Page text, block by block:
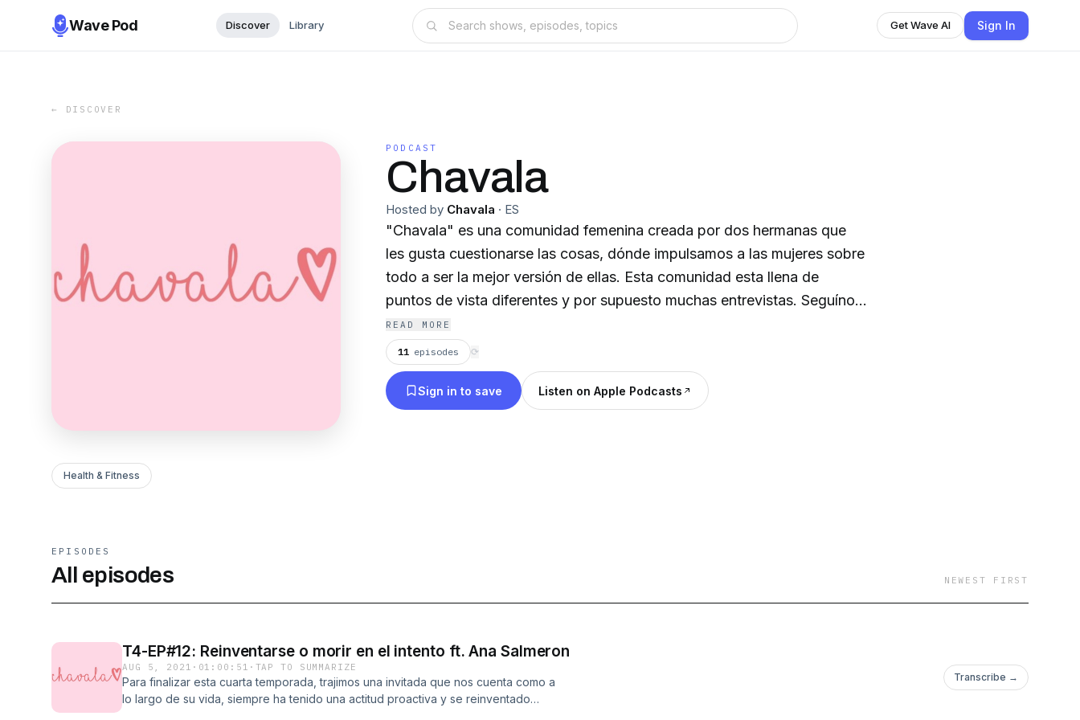
Wave Pod Discover Library Get Wave AI Sign In
← DISCOVER
PODCAST
Chavala
Hosted by Chavala · ES
"Chavala" es una comunidad femenina creada por dos hermanas que
les gusta cuestionarse las cosas, dónde impulsamos a las mujeres sobre
todo a ser la mejor versión de ellas. Esta comunidad esta llena de
puntos de vista diferentes y por supuesto muchas entrevistas. Seguínos
en Instagram: @chavala_net Facebook: @chavala.net YouTube:
Chavala
READ MORE
11 episodes ⟳
Sign in to save Listen on Apple Podcasts
Health & Fitness
EPISODES
All episodes NEWEST FIRST
T4-EP#12: Reinventarse o morir en el intento ft. Ana Salmeron
AUG 5, 2021 · 01:00:51 · TAP TO SUMMARIZE
Para finalizar esta cuarta temporada, trajimos una invitada que nos cuenta como a
lo largo de su vida, siempre ha tenido una actitud proactiva y se reinventado
Transcribe →